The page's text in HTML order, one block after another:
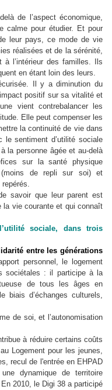
de l’aspect économique,
calme pour étudier. Et pour
leur pays, ce mode de vie
réalisées et de la sérénité,
l’intérieur des familles. Ils
en étant loin des leurs.
Il y a diminution du
positif sur sa vitalité et
vient contrebalancer les
Elle peut compenser les
la continuité de vie dans
sentiment d’utilité sociale
la personne âgée et au-delà
sur la santé physique
(moins de repli sur soi) et
savoir que leur parent est
la vie courante et qui connaît
sociale, dans trois
entre les générations
personnel, le logement
sociétales : il participe à la
de tous les âges en
biais d’échanges culturels,
de soi, et l’autonomisation
à réduire certains coûts
Logement pour les jeunes,
recul de l'entrée en EHPAD
dynamique de territoire
2010, le Digi 38 a participé